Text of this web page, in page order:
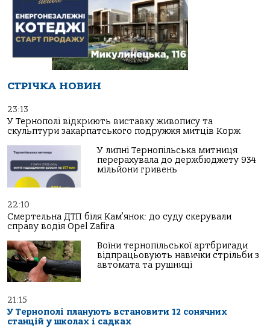
СТРІЧКА НОВИН
23:13
У Тернополі відкриють виставку живопису та
скульптури закарпатського подружжя митців Корж
У липні Тернопільська митниця
перерахувала до держбюджету 934
мільйони гривень
22:10
Смертельна ДТП біля Кам’янок: до суду скерували
справу водія Opel Zafira
Воїни тернопільської артбригади
відпрацьовують навички стрільби з
автомата та рушниці
21:15
У Тернополі планують встановити 12 сонячних
станцій у школах і садках